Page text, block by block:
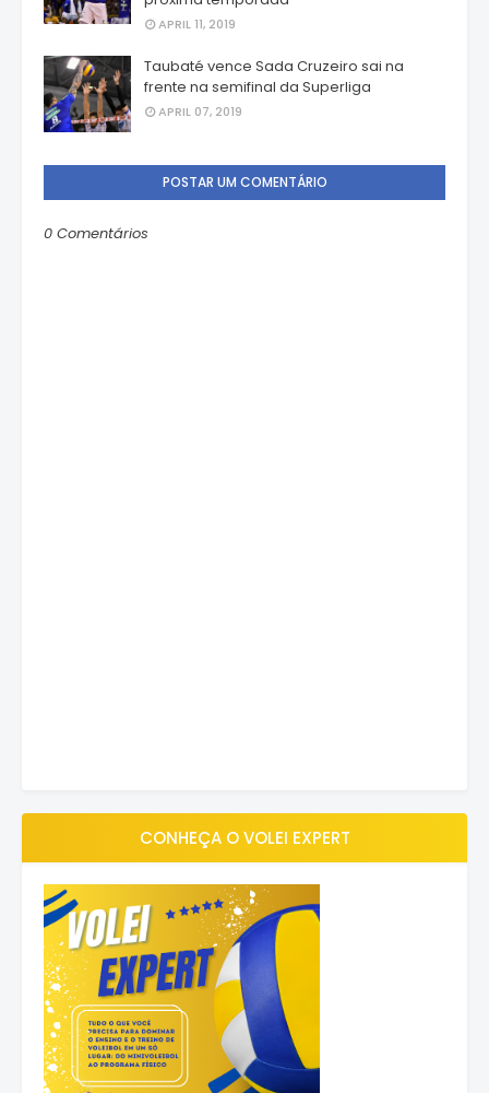
APRIL 11, 2019
Taubaté vence Sada Cruzeiro sai na
frente na semifinal da Superliga
APRIL 07, 2019
POSTAR UM COMENTÁRIO
0 Comentários
CONHEÇA O VOLEI EXPERT